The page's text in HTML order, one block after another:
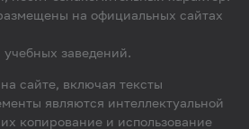
на официальных сайтах
учебных заведений.
сайте, включая тексты
являются интеллектуальной
копирование и использование